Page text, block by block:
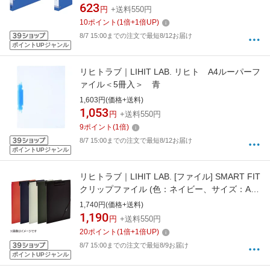
ポイントUPジャンル
623 円 +送料550円
10ポイント (1倍+1倍UP)
8/7 15:00までの注文で最短8/12お届け
ポイントUPジャンル
リヒトラブ｜LIHIT LAB. リヒト A4ルーパーフ
ァイル＜5冊入＞ 青
1,603円(価格+送料)
1,053 円 +送料550円
9ポイント (1倍)
8/7 15:00までの注文で最短8/12お届け
ポイントUPジャンル
リヒトラブ｜LIHIT LAB. [ファイル] SMART FIT
クリップファイル (色：ネイビー、サイズ：A4)
F-7560-11
1,740円(価格+送料)
1,190 円 +送料550円
20ポイント (1倍+1倍UP)
8/7 15:00までの注文で最短8/9お届け